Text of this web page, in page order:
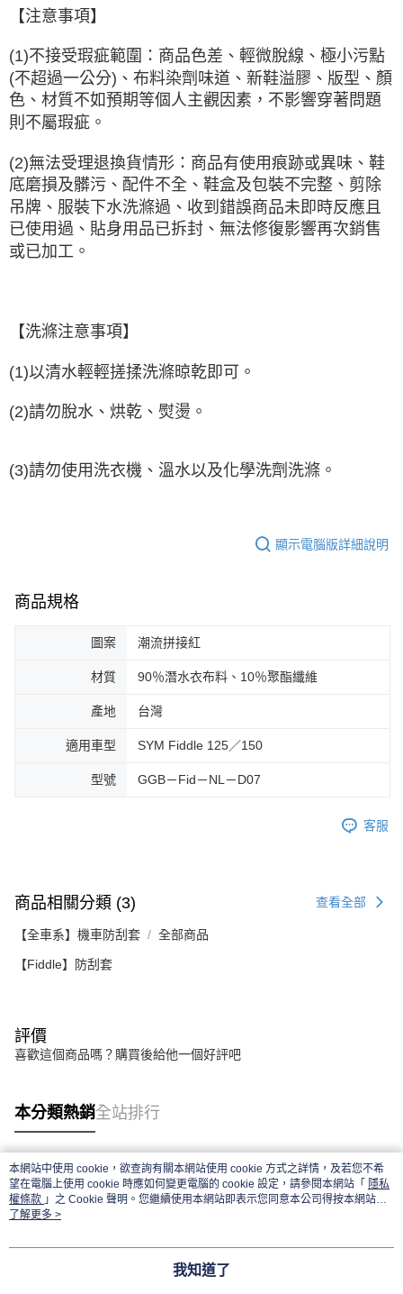
【注意事項】
(1)不接受瑕疵範圍：商品色差、輕微脫線、極小污點
(不超過一公分)、布料染劑味道、新鞋溢膠、版型、顏
色、材質不如預期等個人主觀因素，不影響穿著問題
則不屬瑕疵。
(2)無法受理退換貨情形：商品有使用痕跡或異味、鞋
底磨損及髒污、配件不全、鞋盒及包裝不完整、剪除
吊牌、服裝下水洗滌過、收到錯誤商品未即時反應且
已使用過、貼身用品已拆封、無法修復影響再次銷售
或已加工。
【洗滌注意事項】
(1)以清水輕輕搓揉洗滌晾乾即可。
(2)請勿脫水、烘乾、熨燙。
(3)請勿使用洗衣機、溫水以及化學洗劑洗滌。
顯示電腦版詳細說明
商品規格
圖案 潮流拼接紅
材質 90％潛水衣布料、10％聚酯纖維
產地 台灣
適用車型 SYM Fiddle 125／150
型號 GGB－Fid－NL－D07
客服
商品相關分類 (3) 查看全部
【全車系】機車防刮套 全部商品
【Fiddle】防刮套
評價
喜歡這個商品嗎？購買後給他一個好評吧
本分類熱銷全站排行
熱門標籤
本網站中使用 cookie，欲查詢有關本網站使用 cookie 方式之詳情，及若您不希
望在電腦上使用 cookie 時應如何變更電腦的 cookie 設定，請參閱本網站「 隱私
權條款 」之 Cookie 聲明。您繼續使用本網站即表示您同意本公司得按本網站使
用條款之 Cookie 聲明使用 cookie。
了解更多 >
我知道了